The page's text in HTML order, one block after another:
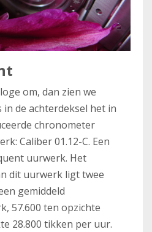
om, dan zien we
de achterdeksel het in
chronometer
Caliber 01.12-C. Een
uurwerk. Het
dit uurwerk ligt twee
gemiddeld
57.600 ten opzichte
28.800 tikken per uur.